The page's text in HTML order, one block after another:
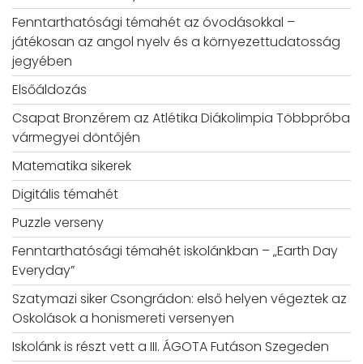
Fenntarthatósági témahét az óvodásokkal –
játékosan az angol nyelv és a környezettudatosság
jegyében
Elsőáldozás
Csapat Bronzérem az Atlétika Diákolimpia Többpróba
vármegyei döntőjén
Matematika sikerek
Digitális témahét
Puzzle verseny
Fenntarthatósági témahét iskolánkban – „Earth Day
Everyday”
Szatymazi siker Csongrádon: első helyen végeztek az
Oskolások a honismereti versenyen
Iskolánk is részt vett a III. ÁGOTA Futáson Szegeden